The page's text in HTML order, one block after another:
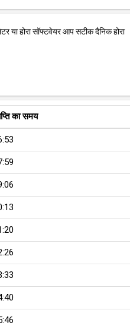
या होरा सॉफ्टवेयर आप सटीक दैनिक होरा
का समय